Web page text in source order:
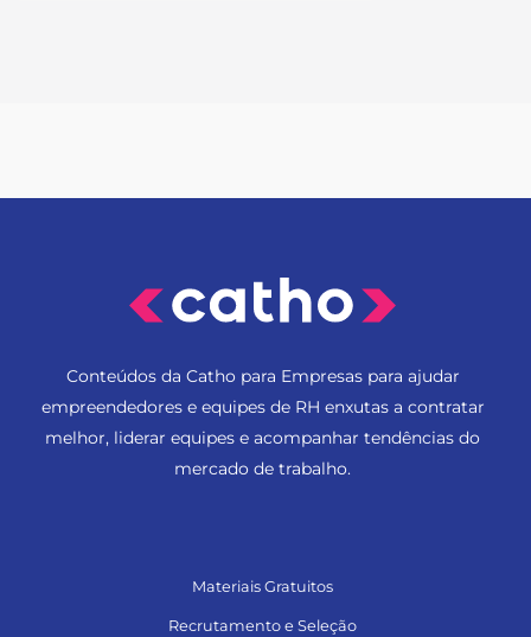
Conteúdos da Catho para Empresas para ajudar
empreendedores e equipes de RH enxutas a contratar
melhor, liderar equipes e acompanhar tendências do
mercado de trabalho.
Materiais Gratuitos
Recrutamento e Seleção